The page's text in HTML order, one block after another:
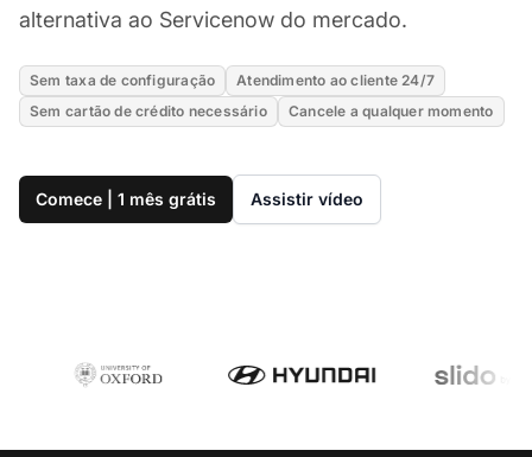
alternativa ao Servicenow do mercado.
Sem taxa de configuração
Atendimento ao cliente 24/7
Sem cartão de crédito necessário
Cancele a qualquer momento
Comece | 1 mês grátis Assistir vídeo